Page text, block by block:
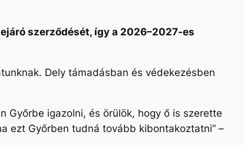
szerződését, így a 2026–2027-es
Dely támadásban és védekezésben
Győrbe igazolni, és örülök, hogy ő is szerette
ezt Győrben tudná tovább kibontakoztatni” –